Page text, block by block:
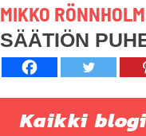
MIKKO RÖNNHOLM
SÄÄTIÖN
Kaikki